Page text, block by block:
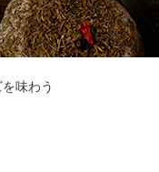
味わう